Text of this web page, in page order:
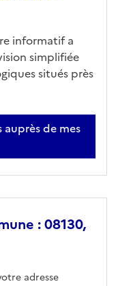
informatif a
simplifiée
situés près
de mes
: 08130,
adresse